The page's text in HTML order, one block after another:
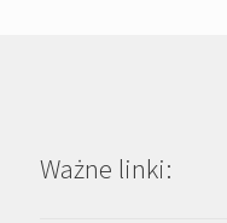
Ważne linki: